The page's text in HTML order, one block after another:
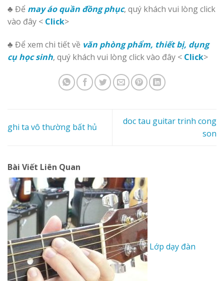
♣ Để may áo quần đồng phục, quý khách vui lòng click
vào đây < Click>
♣ Để xem chi tiết về văn phòng phẩm, thiết bị, dụng
cụ học sinh, quý khách vui lòng click vào đây < Click>
ghi ta vô thường bất hủ
doc tau guitar trinh cong
son
Bài Viết Liên Quan
Lớp dạy đàn